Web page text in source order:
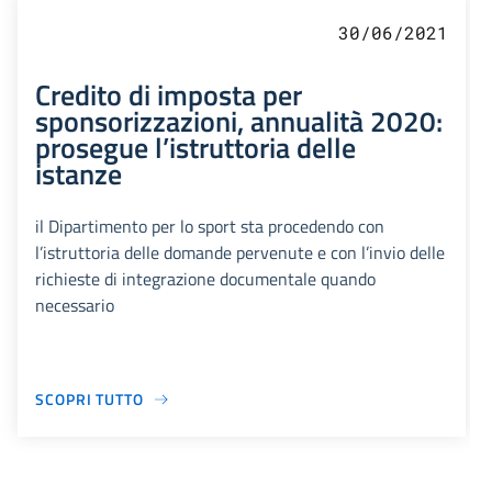
30/06/2021
Credito di imposta per
sponsorizzazioni, annualità 2020:
prosegue l’istruttoria delle
istanze
il Dipartimento per lo sport sta procedendo con
l’istruttoria delle domande pervenute e con l’invio delle
richieste di integrazione documentale quando
necessario
SCOPRI TUTTO